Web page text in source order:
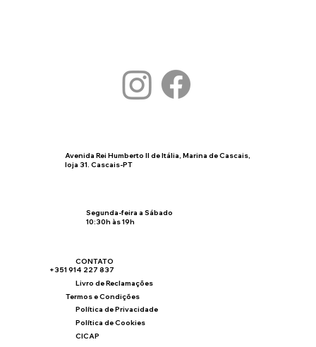
CONTATO
+351 914 227 837
Livro de Reclamações
Termos e Condições
Política de Privacidade
Política de Cookies
CICAP
Avenida Rei Humberto II de Itália, Marina de Cascais,
loja 31. Cascais-PT
Segunda-feira a Sábado
10:30h às 19h